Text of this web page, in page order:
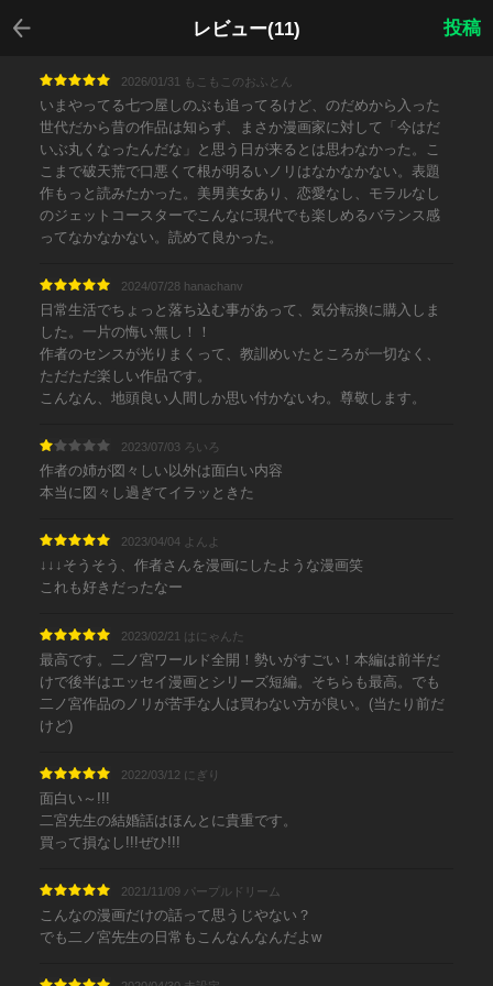
レビュー(11)
戻る
投稿
2026/01/31 もこもこのおふとん
いまやってる七つ屋しのぶも追ってるけど、のだめから入った
世代だから昔の作品は知らず、まさか漫画家に対して「今はだ
いぶ丸くなったんだな」と思う日が来るとは思わなかった。こ
こまで破天荒で口悪くて根が明るいノリはなかなかない。表題
作もっと読みたかった。美男美女あり、恋愛なし、モラルなし
のジェットコースターでこんなに現代でも楽しめるバランス感
ってなかなかない。読めて良かった。
2024/07/28 hanachanv
日常生活でちょっと落ち込む事があって、気分転換に購入しま
した。一片の悔い無し！！
作者のセンスが光りまくって、教訓めいたところが一切なく、
ただただ楽しい作品です。
こんなん、地頭良い人間しか思い付かないわ。尊敬します。
2023/07/03 ろいろ
作者の姉が図々しい以外は面白い内容
本当に図々し過ぎてイラッときた
2023/04/04 よんよ
↓↓↓そうそう、作者さんを漫画にしたような漫画笑
これも好きだったなー
2023/02/21 はにゃんた
最高です。二ノ宮ワールド全開！勢いがすごい！本編は前半だ
けで後半はエッセイ漫画とシリーズ短編。そちらも最高。でも
二ノ宮作品のノリが苦手な人は買わない方が良い。(当たり前だ
けど)
2022/03/12 にぎり
面白い～!!!
二宮先生の結婚話はほんとに貴重です。
買って損なし!!!ぜひ!!!
2021/11/09 パープルドリーム
こんなの漫画だけの話って思うじやない？
でも二ノ宮先生の日常もこんなんなんだよw